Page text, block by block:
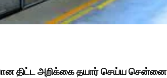
திட்ட அறிக்கை தயார் செய்ய சென்னை